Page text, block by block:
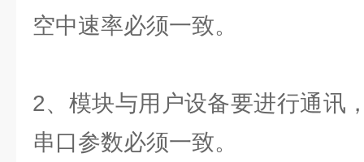
空中速率必须一致。
2、模块与用户设备要进行通讯
串口参数必须一致。